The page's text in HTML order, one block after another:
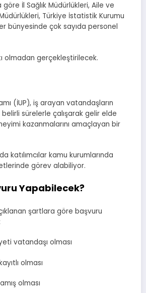
göre İl Sağlık Müdürlükleri, Aile ve
Türkiye İstatistik Kurumu
bünyesinde çok sayıda personel
olmadan gerçekleştirilecek.
(İUP), iş arayan vatandaşların
sürelerle çalışarak gelir elde
kazanmalarını amaçlayan bir
katılımcılar kamu kurumlarında
görev alabiliyor.
Yapabilecek?
şartlara göre başvuru
vatandaşı olması
olması
olması